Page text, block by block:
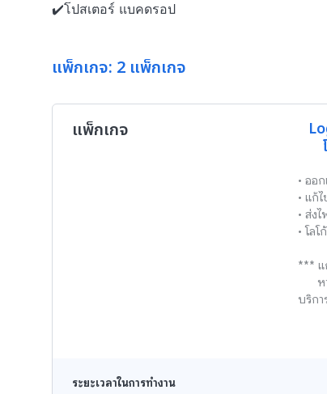
✔️โปสเตอร์ แบคดรอป
แพ็กเกจ: 2 แพ็กเกจ
แพ็กเกจ
• ออ
• แก้
• ส่ง
• โล
*** แ
ระยะเวลาในการทำงาน